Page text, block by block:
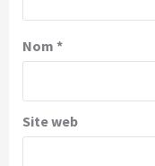
Nom *
Site web